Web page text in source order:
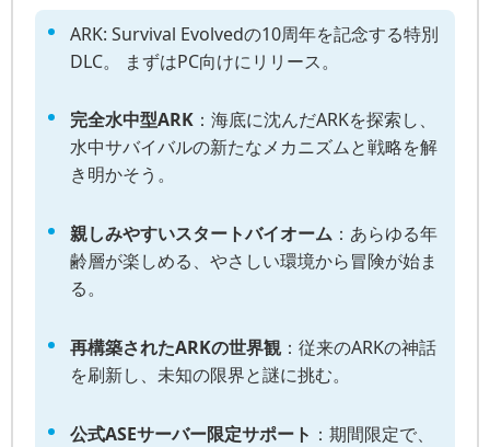
ARK: Survival Evolvedの10周年を記念する特別
DLC。 まずはPC向けにリリース。
完全水中型ARK ：海底に沈んだARKを探索し、
水中サバイバルの新たなメカニズムと戦略を解
き明かそう。
親しみやすいスタートバイオーム ：あらゆる年
齢層が楽しめる、やさしい環境から冒険が始ま
る。
再構築されたARKの世界観：従来のARKの神話
を刷新し、未知の限界と謎に挑む。
公式ASEサーバー限定サポート ：期間限定で、